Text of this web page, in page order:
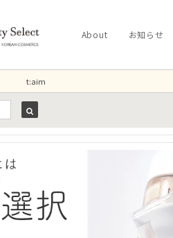
お知らせ
About
t:aim